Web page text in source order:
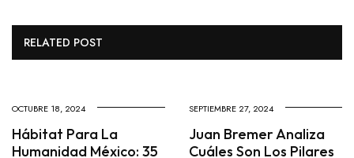
RELATED POST
OCTUBRE 18, 2024
Hábitat Para La
Humanidad México: 35
SEPTIEMBRE 27, 2024
Juan Bremer Analiza
Cuáles Son Los Pilares